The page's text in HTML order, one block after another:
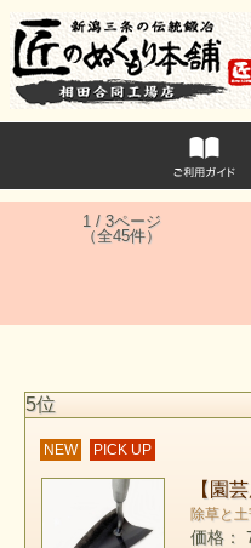
1 / 3ページ
（全45件）
5位
NEW PICK UP
【園
除草と
価格：